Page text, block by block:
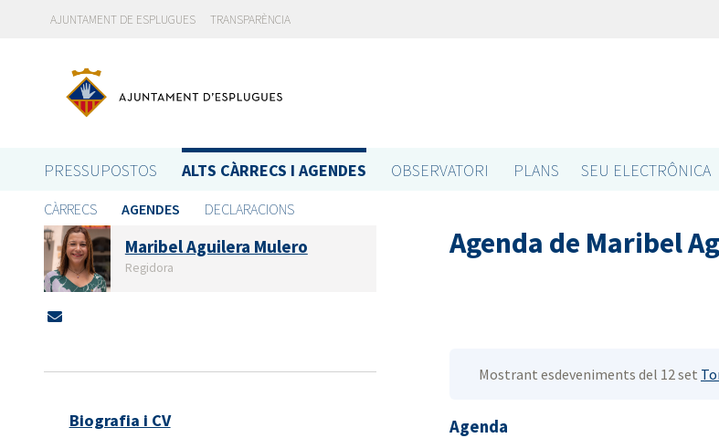
AJUNTAMENT DE ESPLUGUES TRANSPARÈNCIA
PRESSUPOSTOS ALTS CÀRRECS I AGENDES OBSERVATORI PLANS SEU ELECTRÔNICA
CÀRRECS AGENDES DECLARACIONS
Maribel Aguilera Mulero
Regidora
Biografia i CV
Agenda de Maribel
Mostrant esdeveniments del 12 set
Agenda